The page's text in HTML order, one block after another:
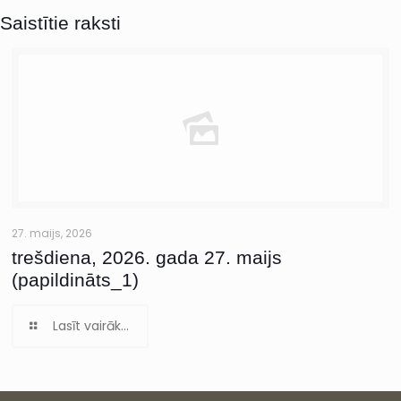
Saistītie raksti
27. maijs, 2026
trešdiena, 2026. gada 27. maijs
(papildināts_1)
Lasīt vairāk...